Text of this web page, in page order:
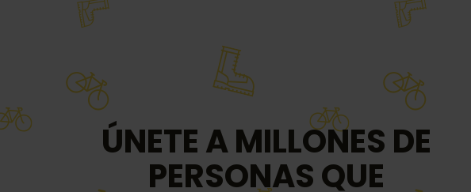
ÚNETE A MILLONES DE
PERSONAS QUE